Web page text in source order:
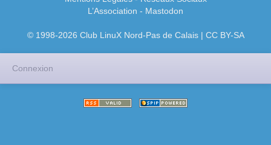
L’Association - Mastodon
© 1998-2026 Club LinuX Nord-Pas de Calais | CC BY-SA
Connexion